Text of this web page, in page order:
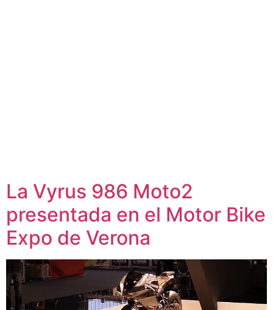
La Vyrus 986 Moto2
presentada en el Motor Bike
Expo de Verona